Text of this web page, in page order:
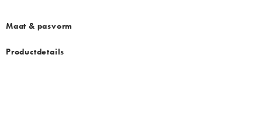
Maat & pasvorm
Productdetails